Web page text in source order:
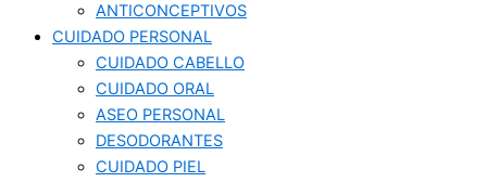
ANTICONCEPTIVOS
CUIDADO PERSONAL
CUIDADO CABELLO
CUIDADO ORAL
ASEO PERSONAL
DESODORANTES
CUIDADO PIEL